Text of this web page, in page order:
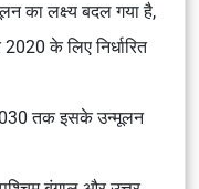
का लक्ष्य बदल गया है,
के लिए निर्धारित
तक इसके उन्मूलन